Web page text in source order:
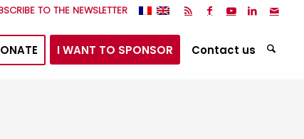
TO THE NEWSLETTER
I WANT TO SPONSOR Contact us